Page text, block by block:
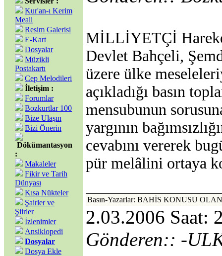
Kur'an-ı Kerim
Meali
Resim Galerisi
E-Kart
Dosyalar
Müzikli
Postakartı
Cep Melodileri
İletişim :
Forumlar
Bozkurtlar 100
Bize Ulaşın
Bizi Önerin
Dökümantasyon
:
Makaleler
Fikir ve Tarih
Dünyası
Kısa Nükteler
Şairler ve
Şiirler
İzlenimler
Ansiklopedi
Dosyalar
Dosya Ekle
MİLLİYETÇİ
Devlet Bahçeli,
üzere ülke
açıkladığı basın
mensubunun
yargının
cevabını vererek
pür melâlini ortaya
Basın-Yazarlar: BAHİS KONUSU
2.03.2006 Saat:
Gönderen:: -